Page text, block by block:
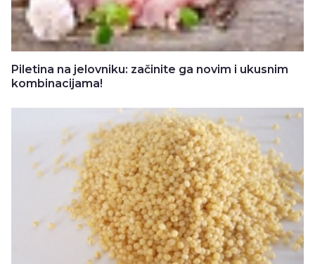
Piletina na jelovniku: začinite ga novim i ukusnim
kombinacijama!